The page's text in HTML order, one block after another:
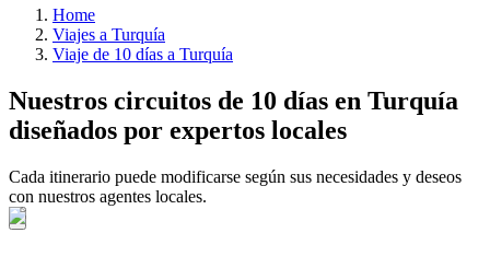
Home
Viajes a Turquía
Viaje de 10 días a Turquía
Nuestros circuitos de 10 días en Turquía
diseñados por expertos locales
Cada itinerario puede modificarse según sus necesidades y deseos
con nuestros agentes locales.